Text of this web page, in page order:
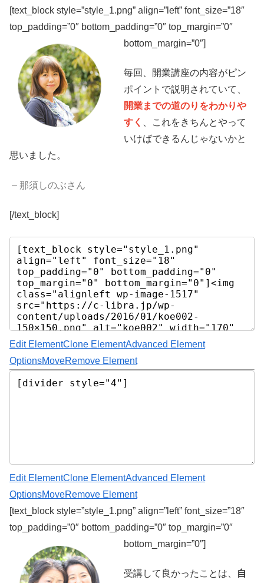
[text_block style=”style_1.png” align=”left” font_size=”18″
top_padding=”0″ bottom_padding=”0″ top_margin=”0″
bottom_margin=”0″]
毎回、開業講座の内容がピン
ポイントで説明されていて、
開業までの道のりをわかりや
すく
、これをきちんとやって
いけばできるんじゃないかと
思いました。
– 那須しのぶさん
[/text_block]
Edit ElementClone ElementAdvanced Element
OptionsMoveRemove Element
Edit ElementClone ElementAdvanced Element
OptionsMoveRemove Element
[text_block style=”style_1.png” align=”left” font_size=”18″
top_padding=”0″ bottom_padding=”0″ top_margin=”0″
bottom_margin=”0″]
受講して良かったことは、
自